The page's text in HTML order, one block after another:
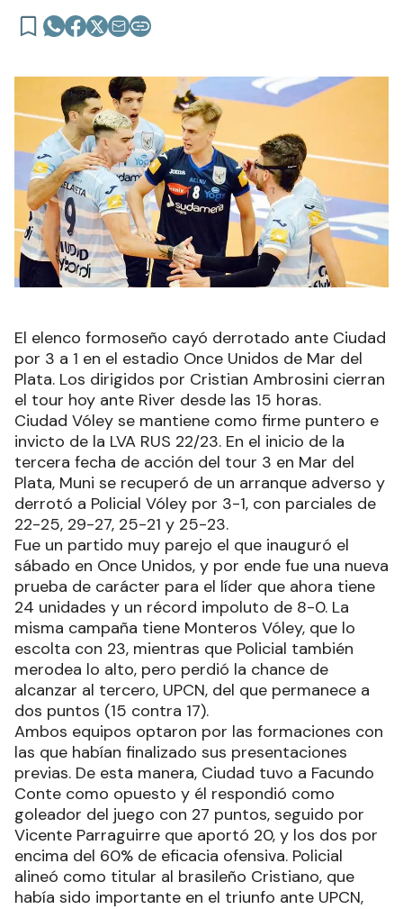
El elenco formoseño cayó derrotado ante Ciudad
por 3 a 1 en el estadio Once Unidos de Mar del
Plata. Los dirigidos por Cristian Ambrosini cierran
el tour hoy ante River desde las 15 horas.
Ciudad Vóley se mantiene como firme puntero e
invicto de la LVA RUS 22/23. En el inicio de la
tercera fecha de acción del tour 3 en Mar del
Plata, Muni se recuperó de un arranque adverso y
derrotó a Policial Vóley por 3-1, con parciales de
22-25, 29-27, 25-21 y 25-23.
Fue un partido muy parejo el que inauguró el
sábado en Once Unidos, y por ende fue una nueva
prueba de carácter para el líder que ahora tiene
24 unidades y un récord impoluto de 8-0. La
misma campaña tiene Monteros Vóley, que lo
escolta con 23, mientras que Policial también
merodea lo alto, pero perdió la chance de
alcanzar al tercero, UPCN, del que permanece a
dos puntos (15 contra 17).
Ambos equipos optaron por las formaciones con
las que habían finalizado sus presentaciones
previas. De esta manera, Ciudad tuvo a Facundo
Conte como opuesto y él respondió como
goleador del juego con 27 puntos, seguido por
Vicente Parraguirre que aportó 20, y los dos por
encima del 60% de eficacia ofensiva. Policial
alineó como titular al brasileño Cristiano, que
había sido importante en el triunfo ante UPCN,